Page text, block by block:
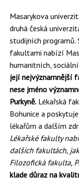
Masarykova
druhá česká
studijních programů.
fakultami nabízí
humanitních,
její nejvýznamnější
nese jméno
Purkyně. Lékařská
Bohunice a
lékařům a dalším
Lékařské fakulty
dalších fakultách,
Filozofická fakulta,
klade důraz na